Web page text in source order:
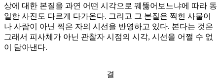
상에 대한 본질을 과연 어떤 시각으로 꿰뚫어보느냐에 따라 동
일한 사진도 다르게 다가온다. 그리고 그 본질은 찍힌 사물이
나 사람이 아닌 찍은 자의 시선을 반영하고 있다. 본다는 것은
그래서 피사체가 아닌 관찰자 시점의 시각, 시선을 어쩔 수 없
이 담아낸다.
결